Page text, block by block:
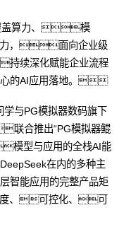
盖算力、模
，面向企业级
持续深化赋能企业流程
的AI应用落地。
与PG模拟器数码旗下
联合推出“PG模拟器鲲
型与应用的全栈AI能
在内的多种主
智能应用的完整产品矩
、可控化、可